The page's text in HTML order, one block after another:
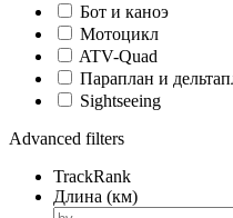
Бот и каноэ
Мотоцикл
ATV-Quad
Параплан и
Sightseeing
Advanced filters
TrackRank
Длина (км)